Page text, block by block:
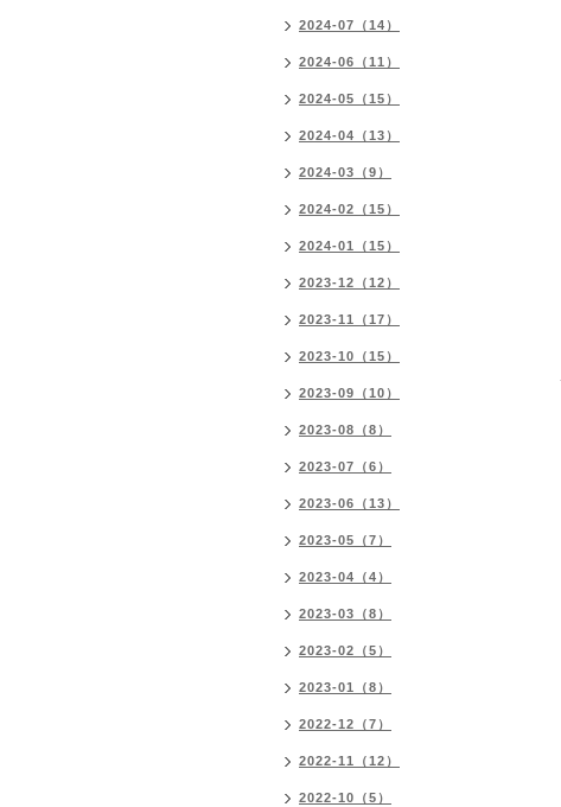
2024-07（14）
2024-06（11）
2024-05（15）
2024-04（13）
2024-03（9）
2024-02（15）
2024-01（15）
2023-12（12）
2023-11（17）
2023-10（15）
2023-09（10）
2023-08（8）
2023-07（6）
2023-06（13）
2023-05（7）
2023-04（4）
2023-03（8）
2023-02（5）
2023-01（8）
2022-12（7）
2022-11（12）
2022-10（5）